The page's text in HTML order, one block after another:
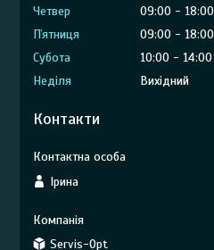
Четвер
09:00
18:00
Пʼятниця
09:00
18:00
Субота
10:00
14:00
Неділя
Вихідний
Контакти
Ірина
Servis-Opt